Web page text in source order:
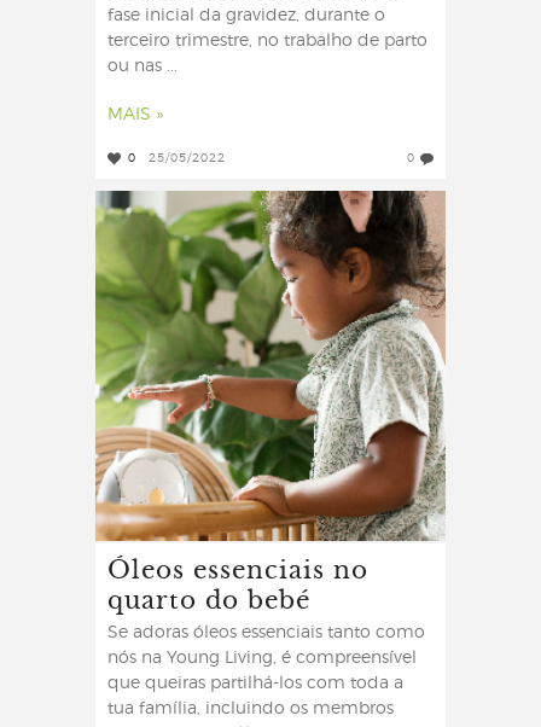
fase inicial da gravidez, durante o
terceiro trimestre, no trabalho de parto
ou nas ...
MAIS »
0 25/05/2022 0
Óleos essenciais no
quarto do bebé
Se adoras óleos essenciais tanto como
nós na Young Living, é compreensível
que queiras partilhá-los com toda a
tua família, incluindo os membros